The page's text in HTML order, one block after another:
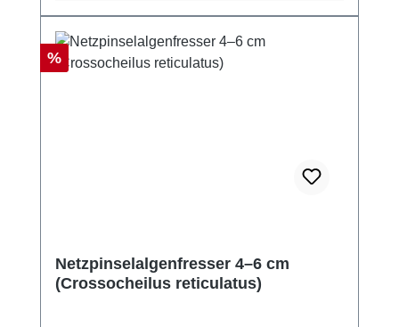
Rabatt
%
Netzpinselalgenfresser 4–6 cm
(Crossocheilus reticulatus)